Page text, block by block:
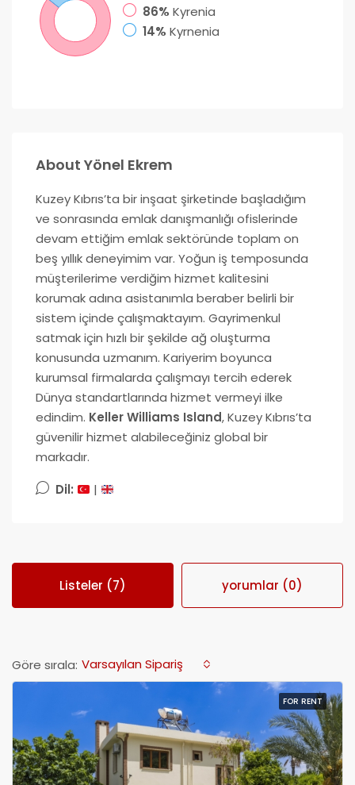
86% Kyrenia
14% Kyrnenia
About Yönel Ekrem
Kuzey Kıbrıs’ta bir inşaat şirketinde başladığım
ve sonrasında emlak danışmanlığı ofislerinde
devam ettiğim emlak sektöründe toplam on
beş yıllık deneyimim var. Yoğun iş temposunda
müşterilerime verdiğim hizmet kalitesini
korumak adına asistanımla beraber belirli bir
sistem içinde çalışmaktayım. Gayrimenkul
satmak için hızlı bir şekilde ağ oluşturma
konusunda uzmanım. Kariyerim boyunca
kurumsal firmalarda çalışmayı tercih ederek
Dünya standartlarında hizmet vermeyi ilke
edindim. Keller Williams Island, Kuzey Kıbrıs’ta
güvenilir hizmet alabileceğiniz global bir
markadır.
Dil:
|
Listeler (7) yorumlar (0)
Göre sırala: Varsayılan Sipariş
FOR RENT